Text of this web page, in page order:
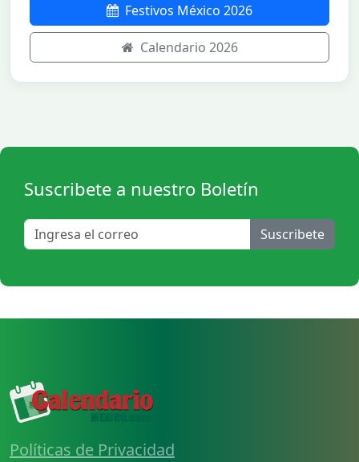
Festivos México 2026
Calendario 2026
Suscribete a nuestro Boletín
Suscribete
Políticas de Privacidad